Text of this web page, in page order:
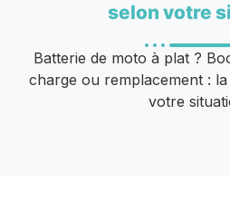
selon votre
Batterie de moto à plat ?
charge ou remplacement :
votre